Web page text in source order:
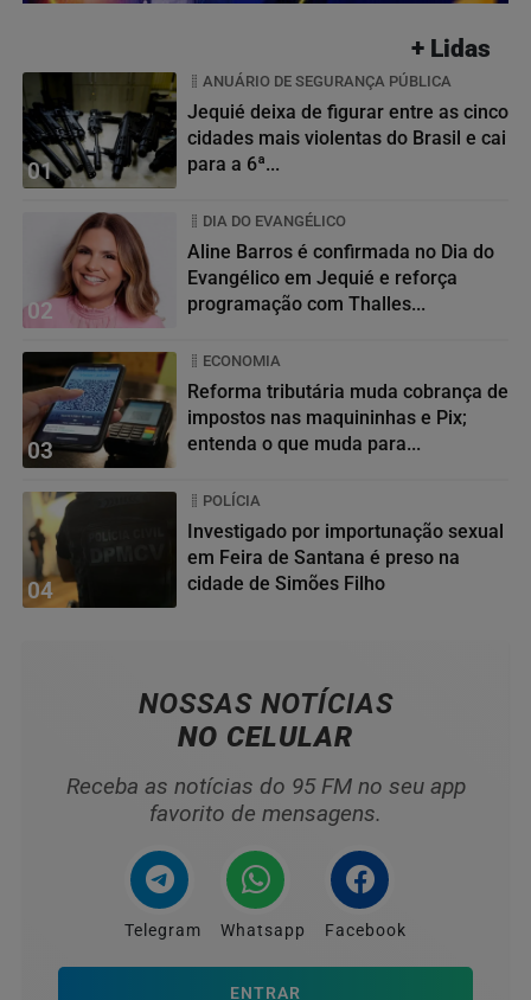
+ Lidas
01
ANUÁRIO DE SEGURANÇA PÚBLICA
Jequié deixa de figurar entre as cinco
cidades mais violentas do Brasil e cai
para a 6ª...
02
DIA DO EVANGÉLICO
Aline Barros é confirmada no Dia do
Evangélico em Jequié e reforça
programação com Thalles...
03
ECONOMIA
Reforma tributária muda cobrança de
impostos nas maquininhas e Pix;
entenda o que muda para...
04
POLÍCIA
Investigado por importunação sexual
em Feira de Santana é preso na
cidade de Simões Filho
NOSSAS NOTÍCIAS
NO CELULAR
Receba as notícias do 95 FM no seu app
favorito de mensagens.
Telegram Whatsapp Facebook
ENTRAR